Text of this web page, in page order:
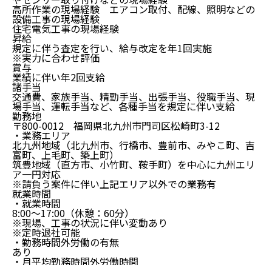
高所作業の現場経験 エアコン取付、配線、照明などの
設備工事の現場経験
住宅電気工事の現場経験
昇給
規定に伴う査定を行い、給与改定を年1回実施
※実力に合わせ評価
賞与
業績に伴い年2回支給
諸手当
交通費、家族手当、精勤手当、出張手当、役職手当、現
場手当、運転手当など、各種手当を規定に伴い支給
勤務地
〒800-0012 福岡県北九州市門司区松崎町3-12
・業務エリア
北九州地域（北九州市、行橋市、豊前市、みやこ町、吉
富町、上毛町、築上町）
筑豊地域（直方市、小竹町、鞍手町）を中心に九州エリ
ア一円対応
※請負う案件に伴い上記エリア以外での業務有
就業時間
・就業時間
8:00～17:00（休憩：60分）
※現場、工事の状況に伴い変動あり
※定時退社可能
・勤務時間外労働の有無
あり
・月平均勤務時間外労働時間